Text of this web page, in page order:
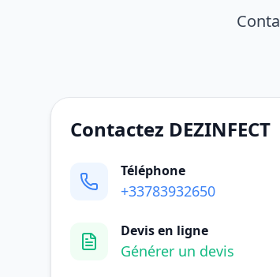
Contactez DEZINFECT
Téléphone
+33783932650
Devis en ligne
Générer un devis